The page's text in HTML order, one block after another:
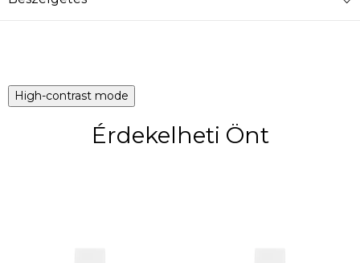
High-contrast mode
Érdekelheti Önt